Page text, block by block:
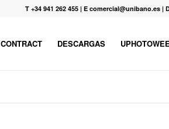
T +34 941 262 455 | E comercial@unibano.es |
CONTRACT DESCARGAS